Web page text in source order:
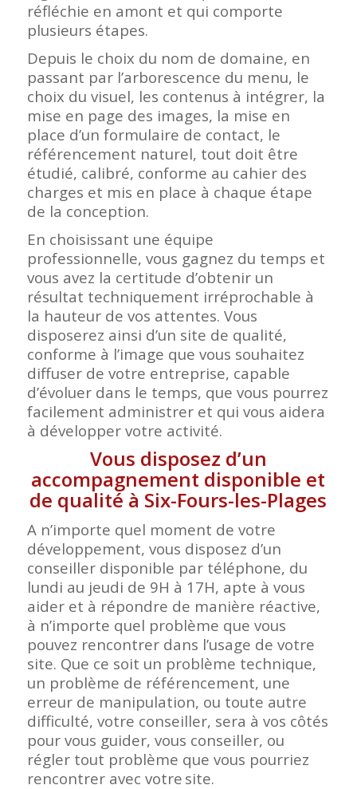
réfléchie en amont et qui comporte
plusieurs étapes.
Depuis le choix du nom de domaine, en
passant par l’arborescence du menu, le
choix du visuel, les contenus à intégrer, la
mise en page des images, la mise en
place d’un formulaire de contact, le
référencement naturel, tout doit être
étudié, calibré, conforme au cahier des
charges et mis en place à chaque étape
de la conception.
En choisissant une équipe
professionnelle, vous gagnez du temps et
vous avez la certitude d’obtenir un
résultat techniquement irréprochable à
la hauteur de vos attentes. Vous
disposerez ainsi d’un site de qualité,
conforme à l’image que vous souhaitez
diffuser de votre entreprise, capable
d’évoluer dans le temps, que vous pourrez
facilement administrer et qui vous aidera
à développer votre activité.
Vous disposez d’un
accompagnement disponible et
de qualité à Six-Fours-les-Plages
A n’importe quel moment de votre
développement, vous disposez d’un
conseiller disponible par téléphone, du
lundi au jeudi de 9H à 17H, apte à vous
aider et à répondre de manière réactive,
à n’importe quel problème que vous
pouvez rencontrer dans l’usage de votre
site. Que ce soit un problème technique,
un problème de référencement, une
erreur de manipulation, ou toute autre
difficulté, votre conseiller, sera à vos côtés
pour vous guider, vous conseiller, ou
régler tout problème que vous pourriez
rencontrer avec votre site.